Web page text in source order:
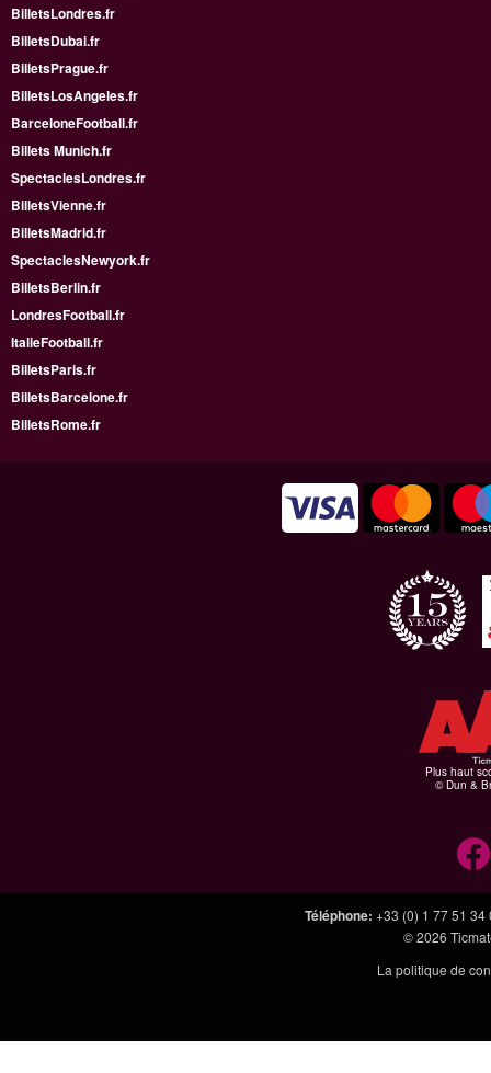
BilletsLondres.fr
BilletsDubai.fr
BilletsPrague.fr
BilletsLosAngeles.fr
BarceloneFootball.fr
Billets Munich.fr
SpectaclesLondres.fr
BilletsVienne.fr
BilletsMadrid.fr
SpectaclesNewyork.fr
BilletsBerlin.fr
LondresFootball.fr
ItalieFootball.fr
BilletsParis.fr
BilletsBarcelone.fr
BilletsRome.fr
Plus haut
© Dun &
Téléphone: +33 (0) 1 77 51 34
© 2026
La politique de